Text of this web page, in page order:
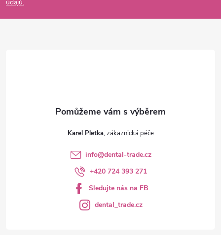
a
údajů.
Karel Pletka
info@dental-trade.cz
+420 724 393 271
Sledujte nás na FB
dental_trade.cz